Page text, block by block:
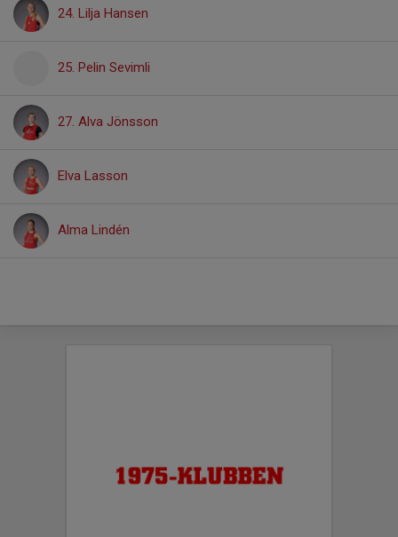
24. Lilja Hansen
25. Pelin Sevimli
27. Alva Jönsson
Elva Lasson
Alma Lindén